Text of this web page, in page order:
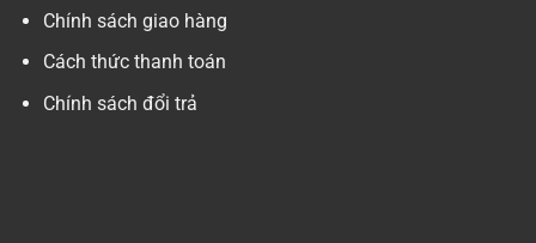
Chính sách giao hàng
Cách thức thanh toán
Chính sách đổi trả